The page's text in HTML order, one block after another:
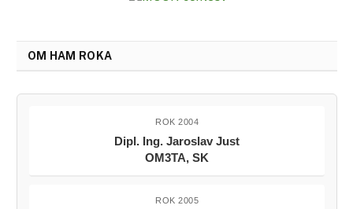
OM HAM ROKA
ROK 2004
Dipl. Ing. Jaroslav Just
OM3TA, SK
ROK 2005